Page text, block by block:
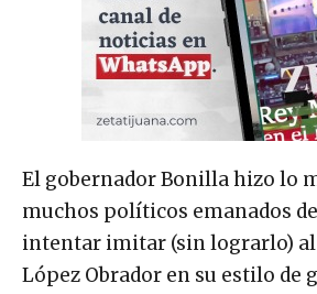
El gobernador Bonilla hizo lo
muchos políticos emanados
intentar imitar (sin lograrlo) al
López Obrador en su estilo de